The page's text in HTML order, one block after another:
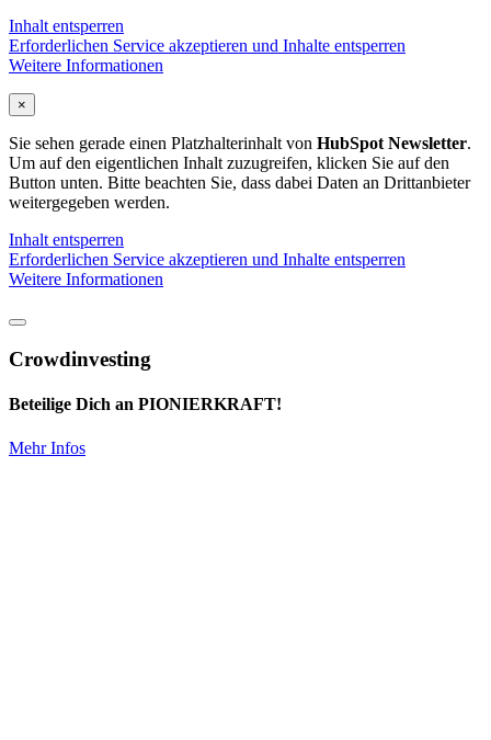
Inhalt entsperren
Erforderlichen Service akzeptieren und Inhalte entsperren
Weitere Informationen
×
Sie sehen gerade einen Platzhalterinhalt von HubSpot Newsletter.
Um auf den eigentlichen Inhalt zuzugreifen, klicken Sie auf den
Button unten. Bitte beachten Sie, dass dabei Daten an Drittanbieter
weitergegeben werden.
Inhalt entsperren
Erforderlichen Service akzeptieren und Inhalte entsperren
Weitere Informationen
Crowdinvesting
Beteilige Dich an PIONIERKRAFT!
Mehr Infos